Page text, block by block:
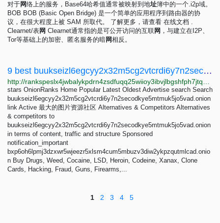
对于网络上的服务，Base64哈希值通常被映射到地址簿中的一个.i2p域。
BOB BOB (Basic Open Bridge) 是一个简单的应用程序到路由器的协
议，在很大程度上被 SAM 所取代。 了解更多，请查看 在线文档 .
Clearnet/表网 Clearnet通常指的是可公开访问的互联网 ，与建立在I2P、
Tor等基础上的加密、匿名服务的暗网相反。
9 best buukseizl6egcyy2x32m5cg2vtcrdi6y7n2secodkye5mtmuk5jo5vad.onion Alternatives - OnionRanks
stars OnionRanks Home Popular Latest Oldest Advertise search Search
buukseizl6egcyy2x32m5cg2vtcrdi6y7n2secodkye5mtmuk5jo5vad.onion
link Active 最大的图片资源社区 Alternatives & Competitors Alternatives
& competitors to
buukseizl6egcyy2x32m5cg2vtcrdi6y7n2secodkye5mtmuk5jo5vad.onion
in terms of content, traffic and structure Sponsored
notification_important
bxp6oh6lpmj3dzxwr5wjeezr5xlsm4cum5mbuzv3diw2ykpzqutmlcad.onio
n Buy Drugs, Weed, Cocaine, LSD, Heroin, Codeine, Xanax, Clone
Cards, Hacking, Fraud, Guns, Firearms,...
1 2 3 4 5